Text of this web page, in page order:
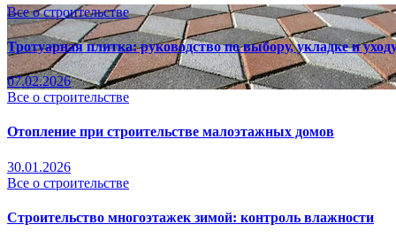
Все о строительстве
Тротуарная плитка: руководство по выбору, укладке и
07.02.2026
Все о строительстве
Отопление при строительстве малоэтажных домов
30.01.2026
Все о строительстве
Строительство многоэтажек зимой: контроль влажности